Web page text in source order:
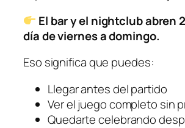
El bar y el nightclub abren
día de viernes a domingo.
Eso significa que puedes:
Llegar antes del partido
Ver el juego completo sin
Quedarte celebrando